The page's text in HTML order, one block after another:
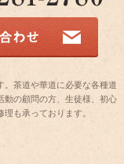
。茶道や華道に必要な各種道
動の顧問の方、生徒様、初心
も承っております。